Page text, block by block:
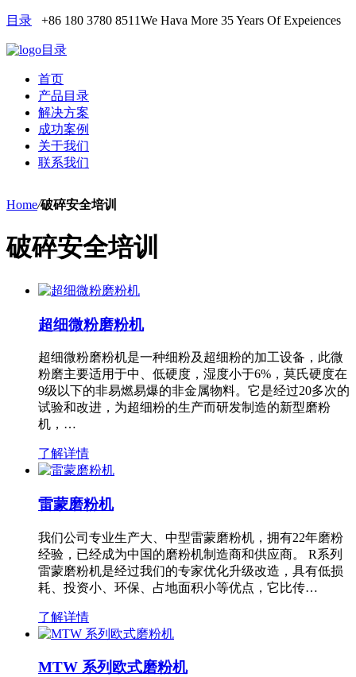
目录 +86 180 3780 8511We Hava More 35 Years Of Expeiences
目录
首页
产品目录
解决方案
成功案例
关于我们
联系我们
Home/破碎安全培训
破碎安全培训
超细微粉磨粉机
超细微粉磨粉机是一种细粉及超细粉的加工设备，此微
粉磨主要适用于中、低硬度，湿度小于6%，莫氏硬度在
9级以下的非易燃易爆的非金属物料。它是经过20多次的
试验和改进，为超细粉的生产而研发制造的新型磨粉
机，…
了解详情
雷蒙磨粉机
我们公司专业生产大、中型雷蒙磨粉机，拥有22年磨粉
经验，已经成为中国的磨粉机制造商和供应商。 R系列
雷蒙磨粉机是经过我们的专家优化升级改造，具有低损
耗、投资小、环保、占地面积小等优点，它比传…
了解详情
MTW 系列欧式磨粉机